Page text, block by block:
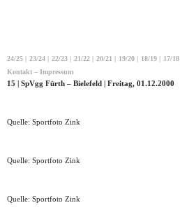
24/25 | 23/24 | 22/23 | 21/22 | 20/21 | 19/20 | 18/19 | 17/18
Kontakt – Impressum
15 | SpVgg Fürth – Bielefeld | Freitag, 01.12.2000
Quelle: Sportfoto Zink
Quelle: Sportfoto Zink
Quelle: Sportfoto Zink